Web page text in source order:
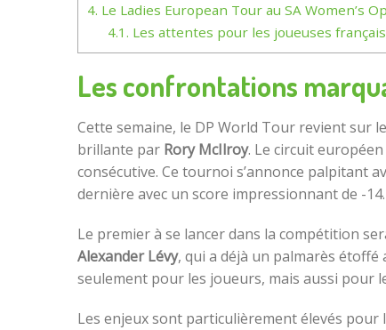
4. Le Ladies European Tour au SA Women’s
4.1. Les attentes pour les joueuses
Les confrontations
Cette semaine, le DP World Tour revient sur
brillante par Rory McIlroy. Le circuit
consécutive. Ce tournoi s’annonce palpitant
dernière avec un score impressionnant de -14.
Le premier à se lancer dans la compétition
Alexander Lévy, qui a déjà un palmarès étoffé
seulement pour les joueurs, mais aussi pour
Les enjeux sont particulièrement élevés